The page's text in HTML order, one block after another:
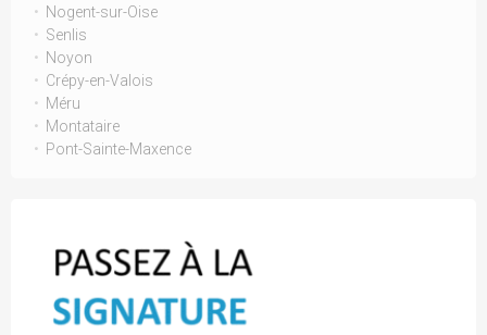
Nogent-sur-Oise
Senlis
Noyon
Crépy-en-Valois
Méru
Montataire
Pont-Sainte-Maxence